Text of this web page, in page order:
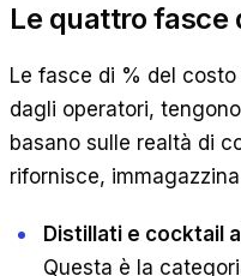
Le quattro fasce
Le fasce di % del
dagli operatori,
basano sulle realtà di
rifornisce,
Distillati e cocktail
Questa è la